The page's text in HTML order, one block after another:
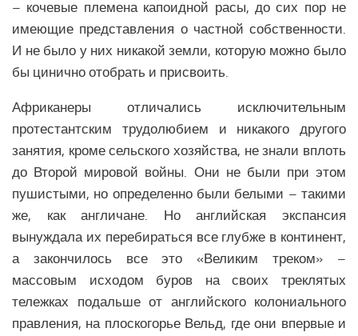
– кочевые племена капоидной расы, до сих пор не
имеющие представления о частной собственности.
И не было у них никакой земли, которую можно было
бы цинично отобрать и присвоить.
Африканеры отличались исключительным
протестантским трудолюбием и никакого другого
занятия, кроме сельского хозяйства, не знали вплоть
до Второй мировой войны. Они не были при этом
пушистыми, но определенно были белыми – такими
же, как англичане. Но английская экспансия
вынуждала их перебираться все глубже в континент,
а закончилось все это «Великим треком» –
массовым исходом буров на своих треклятых
тележках подальше от английского колониального
правления, на плоскогорье Вельд, где они впервые и